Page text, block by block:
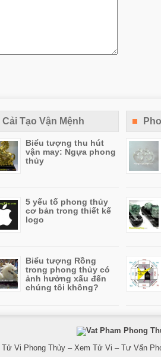
Cải Tạo Vận Mệnh
Biểu tượng thu hút
vận may: Ngựa phong
thủy
5 yếu tố phong thủy
cơ bản trong thiết kế
logo
Biểu tượng Rồng
trong phong thủy có
ảnh hưởng xấu đến
chúng tôi không?
Tử Vi Phong Thủy – Xem Tử Vi – Tư Vấn